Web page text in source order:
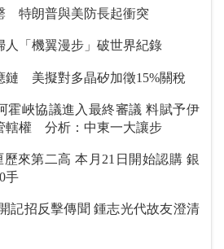
特朗普與美防長起衝突
人「機翼漫步」破世界紀錄
鏈 美擬對多晶矽加徵15%關稅
協議進入最終審議 料賦予伊
轄權 分析：中東一大讓步
月21日開始認購 銀
手
聞 鍾志光代故友澄清